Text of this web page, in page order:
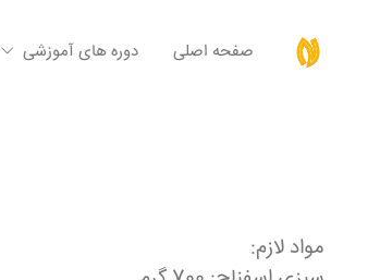
صفحه اصلی دوره های آموزشی
مواد لازم: